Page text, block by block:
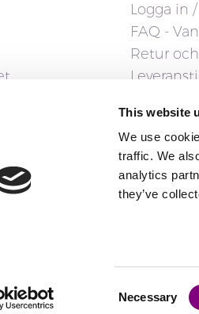
This website
We use
traffic. We
analytics
they’ve
Necessary
Logga in
FAQ -
Retur
Kontakta
2026 All rights reserved